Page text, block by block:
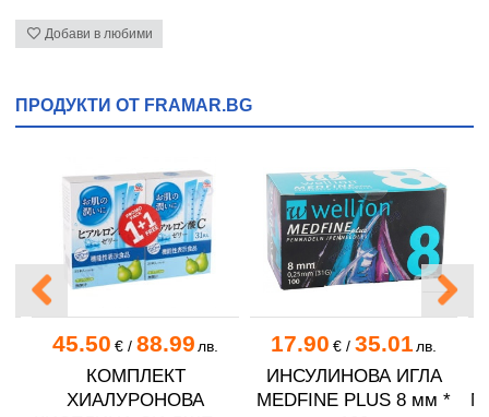
Добави в любими
ПРОДУКТИ ОТ FRAMAR.BG
45.50 €/ 88.99 лв.
КОМПЛЕКТ
ХИАЛУРОНОВА
17.90 €/ 35.01 лв.
ИНСУЛИНОВА ИГЛА
MEDFINE PLUS 8 мм *